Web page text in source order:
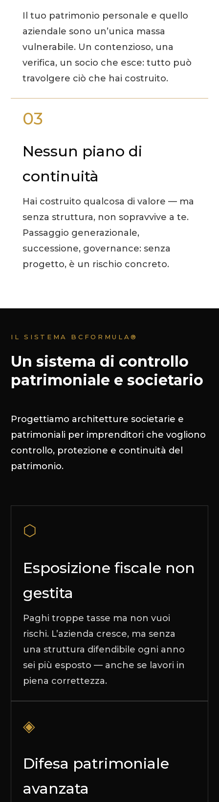
Il tuo patrimonio personale e quello
aziendale sono un’unica massa
vulnerabile. Un contenzioso, una
verifica, un socio che esce: tutto può
travolgere ciò che hai costruito.
03
Nessun piano di
continuità
Hai costruito qualcosa di valore — ma
senza struttura, non sopravvive a te.
Passaggio generazionale,
successione, governance: senza
progetto, è un rischio concreto.
IL SISTEMA BCFORMULA®
Un sistema di controllo
patrimoniale e societario
Progettiamo architetture societarie e
patrimoniali per imprenditori che vogliono
controllo, protezione e continuità del
patrimonio.
⬡
Esposizione fiscale non
gestita
Paghi troppe tasse ma non vuoi
rischi. L’azienda cresce, ma senza
una struttura difendibile ogni anno
sei più esposto — anche se lavori in
piena correttezza.
◈
Difesa patrimoniale
avanzata